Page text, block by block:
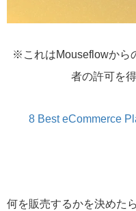
※これはMouseflowから
者の許可を
8 Best eCommerce
何を販売するかを決めた